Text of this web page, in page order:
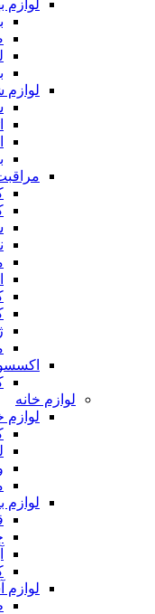
لوازم
لوازم خانه
لوازم
لوازم
لوازم